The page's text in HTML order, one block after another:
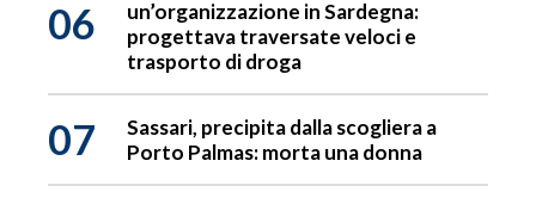
06
un’organizzazione in Sardegna:
progettava traversate veloci e
trasporto di droga
07
Sassari, precipita dalla scogliera a
Porto Palmas: morta una donna